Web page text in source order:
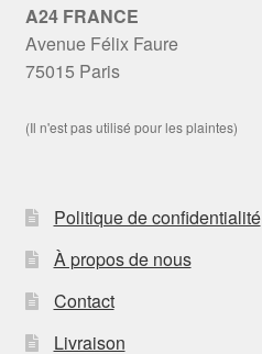
A24 FRANCE
Avenue Félix Faure
75015 Paris
(Il n'est pas utilisé pour les plaintes)
Politique de confidentialité
À propos de nous
Contact
Livraison